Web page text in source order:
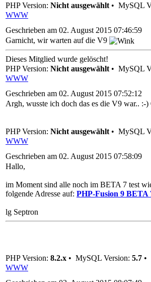
PHP Version: Nicht ausgewählt • MySQL
WWW
Geschrieben am 02. August 2015 07:46:59
Garnicht, wir warten auf die V9
Dieses Mitglied wurde gelöscht!
PHP Version: Nicht ausgewählt • MySQL
WWW
Geschrieben am 02. August 2015 07:52:12
Argh, wusste ich doch das es die V9 war.. :-
PHP Version: Nicht ausgewählt • MySQL
WWW
Geschrieben am 02. August 2015 07:58:09
Hallo,
im Moment sind alle noch im BETA 7 test
folgende Adresse auf: PHP-Fusion 9 BETA
lg Septron
PHP Version: 8.2.x • MySQL Version: 5.7 •
WWW